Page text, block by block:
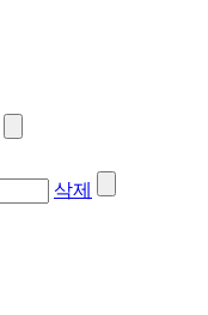
삭제